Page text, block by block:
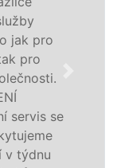
v Domažlicích
službu jak
osobám se
práce, a to